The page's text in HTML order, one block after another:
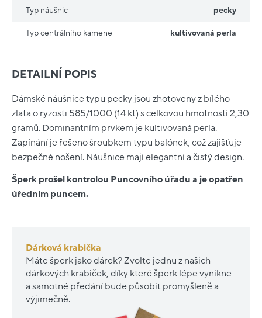
DETAILNÍ POPIS
Dámské náušnice typu pecky jsou zhotoveny z bílého
zlata o ryzosti 585/1000 (14 kt) s celkovou hmotností 2,30
gramů. Dominantním prvkem je kultivovaná perla.
Zapínání je řešeno šroubkem typu balónek, což zajišťuje
bezpečné nošení. Náušnice mají elegantní a čistý design.
Šperk prošel kontrolou Puncovního úřadu a je opatřen
úředním puncem.
Dárková krabička
Máte šperk jako dárek? Zvolte jednu z našich
dárkových krabiček, díky které šperk lépe vynikne
a samotné předání bude působit promyšleně a
výjimečně.
Typ náušnic pecky
Typ centrálního kamene kultivovaná perla